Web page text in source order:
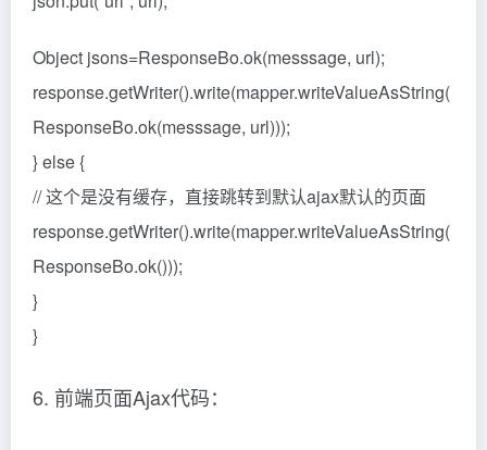
Object jsons=ResponseBo.ok(messsage, url);
response.getWriter().write(mapper.writeValueAsString(
ResponseBo.ok(messsage, url)));
} else {
// 这个是没有缓存，直接跳转到默认ajax默认的页面
response.getWriter().write(mapper.writeValueAsString(
ResponseBo.ok()));
}
}
6. 前端页面Ajax代码：